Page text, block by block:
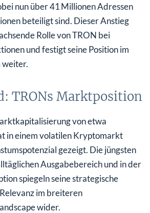
nun über 41 Millionen Adressen
beteiligt sind. Dieser Anstieg
Rolle von TRON bei
und festigt seine Position im
weiter.
TRONs Marktposition
von etwa
in einem volatilen Kryptomarkt
gezeigt. Die jüngsten
Ausgabebereich und in der
spiegeln seine strategische
im breiteren
wider.